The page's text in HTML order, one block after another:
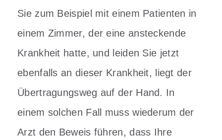
Sie zum Beispiel mit einem Patienten in
einem Zimmer, der eine ansteckende
Krankheit hatte, und leiden Sie jetzt
ebenfalls an dieser Krankheit, liegt der
Übertragungsweg auf der Hand. In
einem solchen Fall muss wiederum der
Arzt den Beweis führen, dass Ihre